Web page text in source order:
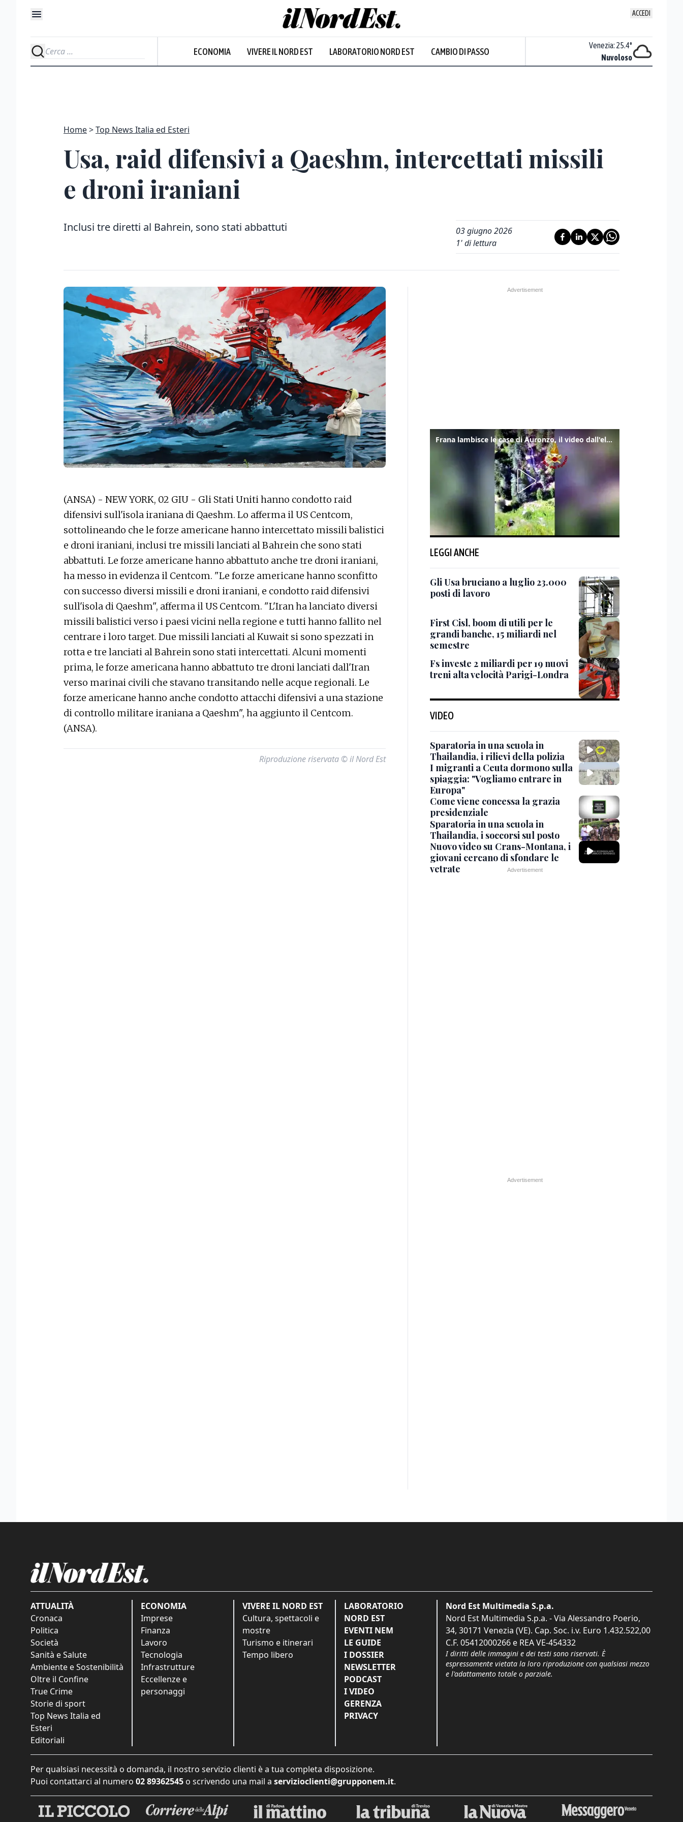
ACCEDI
ECONOMIA VIVERE IL NORD EST LABORATORIO NORD EST CAMBIO DI PASSO
Nuvoloso
Venezia: 25.4°
Nuvoloso
Home Top News Italia ed Esteri
Usa, raid difensivi a Qaeshm, intercettati missili
e droni iraniani
Inclusi tre diretti al Bahrein, sono stati abbattuti
03 giugno 2026
1' di lettura
(ANSA) - NEW YORK, 02 GIU - Gli Stati Uniti hanno condotto raid
difensivi sull'isola iraniana di Qaeshm. Lo afferma il US Centcom,
sottolineando che le forze americane hanno intercettato missili balistici
e droni iraniani, inclusi tre missili lanciati al Bahrein che sono stati
abbattuti. Le forze americane hanno abbattuto anche tre droni iraniani,
ha messo in evidenza il Centcom. "Le forze americane hanno sconfitto
con successo diversi missili e droni iraniani, e condotto raid difensivi
sull'isola di Qaeshm", afferma il US Centcom. "L'Iran ha lanciato diversi
missili balistici verso i paesi vicini nella regione e tutti hanno fallito nel
centrare i loro target. Due missili lanciati al Kuwait si sono spezzati in
rotta e tre lanciati al Bahrein sono stati intercettati. Alcuni momenti
prima, le forze americana hanno abbattuto tre droni lanciati dall'Iran
verso marinai civili che stavano transitando nelle acque regionali. Le
forze americane hanno anche condotto attacchi difensivi a una stazione
di controllo militare iraniana a Qaeshm", ha aggiunto il Centcom.
(ANSA).
Riproduzione riservata © il Nord Est
Frana lambisce le case di Auronzo, il video dall'elicottero dei vigili del fuoco
LEGGI ANCHE
Gli Usa bruciano a luglio 23.000
posti di lavoro
First Cisl, boom di utili per le
grandi banche, 15 miliardi nel
semestre
Fs investe 2 miliardi per 19 nuovi
treni alta velocità Parigi-Londra
VIDEO
Sparatoria in una scuola in
Thailandia, i rilievi della polizia
I migranti a Ceuta dormono sulla
spiaggia: "Vogliamo entrare in
Europa"
Come viene concessa la grazia
presidenziale
Sparatoria in una scuola in
Thailandia, i soccorsi sul posto
Nuovo video su Crans-Montana, i
giovani cercano di sfondare le
vetrate
ATTUALITÀ
Cronaca
Politica
Società
Sanità e Salute
Ambiente e Sostenibilità
Oltre il Confine
True Crime
Storie di sport
Top News Italia ed
Esteri
Editoriali
ECONOMIA
Imprese
Finanza
Lavoro
Tecnologia
Infrastrutture
Eccellenze e
personaggi
VIVERE IL NORD EST
Cultura, spettacoli e
mostre
Turismo e itinerari
Tempo libero
LABORATORIO
NORD EST
EVENTI NEM
LE GUIDE
I DOSSIER
NEWSLETTER
PODCAST
I VIDEO
GERENZA
PRIVACY
Nord Est Multimedia S.p.a.
Nord Est Multimedia S.p.a. - Via Alessandro Poerio,
34, 30171 Venezia (VE). Cap. Soc. i.v. Euro 1.432.522,00
C.F. 05412000266 e REA VE-454332
I diritti delle immagini e dei testi sono riservati. È
espressamente vietata la loro riproduzione con qualsiasi mezzo
e l'adattamento totale o parziale.
Per qualsiasi necessità o domanda, il nostro servizio clienti è a tua completa disposizione.
Puoi contattarci al numero 02 89362545 o scrivendo una mail a servizioclienti@grupponem.it.